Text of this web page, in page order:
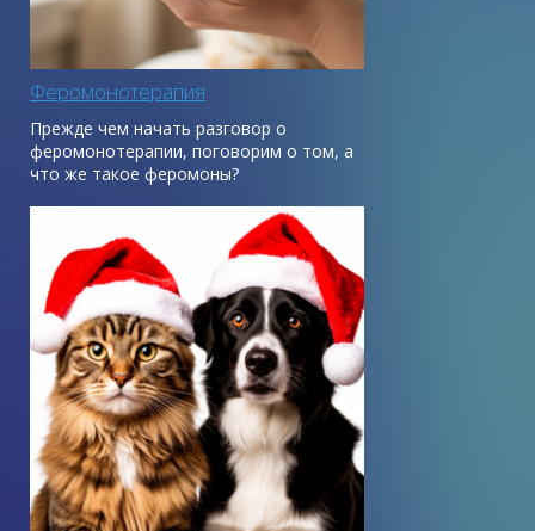
Феромонотерапия
Прежде чем начать разговор о
феромонотерапии, поговорим о том, а
что же такое феромоны?